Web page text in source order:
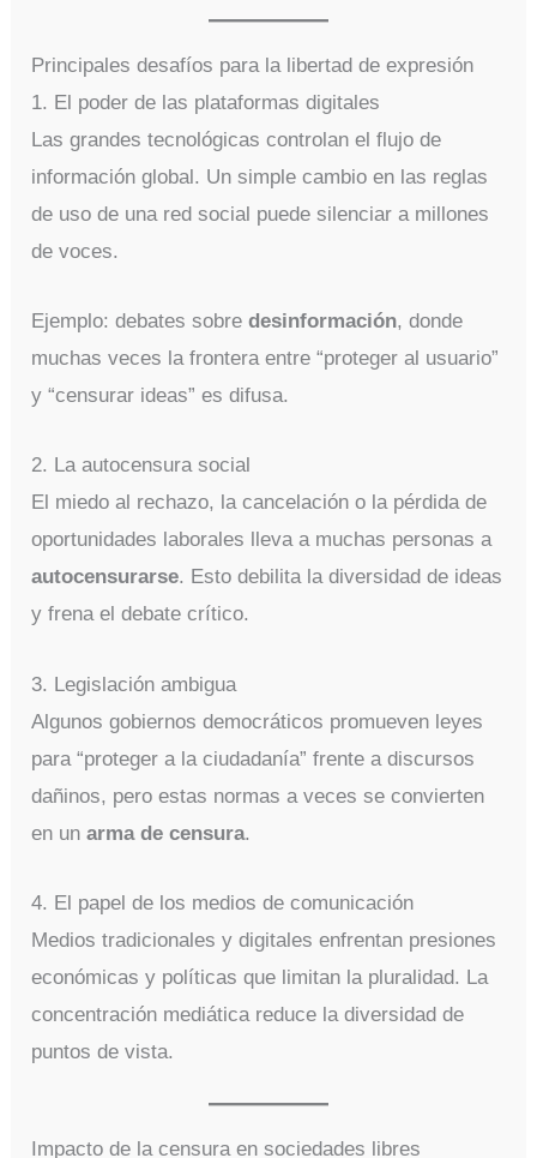
Principales desafíos para la libertad de expresión
1. El poder de las plataformas digitales
Las grandes tecnológicas controlan el flujo de
información global. Un simple cambio en las reglas
de uso de una red social puede silenciar a millones
de voces.
Ejemplo: debates sobredesinformación, donde
muchas veces la frontera entre “proteger al usuario”
y “censurar ideas” es difusa.
2. La autocensura social
El miedo al rechazo, la cancelación o la pérdida de
oportunidades laborales lleva a muchas personas a
autocensurarse. Esto debilita la diversidad de ideas
y frena el debate crítico.
3. Legislación ambigua
Algunos gobiernos democráticos promueven leyes
para “proteger a la ciudadanía” frente a discursos
dañinos, pero estas normas a veces se convierten
en unarma de censura.
4. El papel de los medios de comunicación
Medios tradicionales y digitales enfrentan presiones
económicas y políticas que limitan la pluralidad. La
concentración mediática reduce la diversidad de
puntos de vista.
Impacto de la censura en sociedades libres